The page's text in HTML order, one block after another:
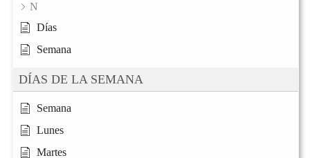
N
Días
Semana
DÍAS DE LA SEMANA
Semana
Lunes
Martes